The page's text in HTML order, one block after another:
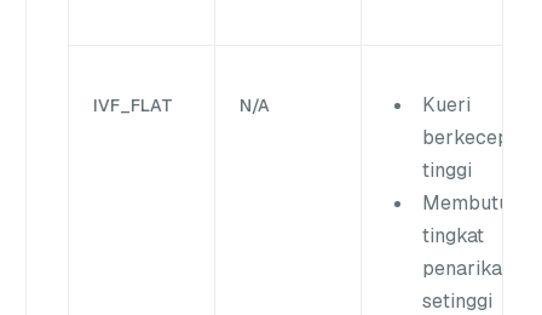
IVF_FLAT N/A
Kueri
tinggi
tingkat
penarikan
setinggi